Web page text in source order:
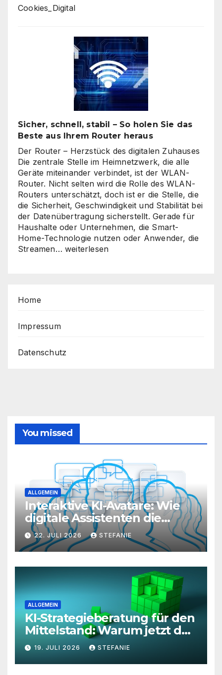
Cookies_Digital
Sicher, schnell, stabil – So holen Sie das
Beste aus Ihrem Router heraus
Der Router – Herzstück des digitalen Zuhauses
Die zentrale Stelle im Heimnetzwerk, die alle
Geräte miteinander verbindet, ist der WLAN-
Router. Nicht selten wird die Rolle des WLAN-
Routers unterschätzt, doch ist er die Stelle, die
die Sicherheit, Geschwindigkeit und Stabilität bei
der Datenübertragung sicherstellt. Gerade für
Haushalte oder Unternehmen, die Smart-
Home-Technologie nutzen oder Anwender, die
Streamen… Sicher,
Ihrem
weiterlesen
Home
Impressum
Datenschutz
You missed
ALLGEMEIN
Interaktive KI-Avatare: Wie
digitale Assistenten die
Kundenkommunikation auf
ein neues Level heben
22. JULI 2026 STEFANIE
ALLGEMEIN
KI-Strategieberatung für den
Mittelstand: Warum jetzt der
richtige Zeitpunkt für eine
unternehmensweite KI-
Roadmap ist
19. JULI 2026 STEFANIE